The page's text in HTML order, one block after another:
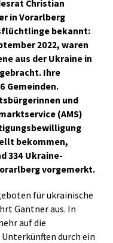
Christian
in Vorarlberg
bekannt:
2022, waren
aus der Ukraine in
Ihre
Gemeinden.
und
(AMS)
bekommen,
334 Ukraine-
vorgemerkt.
für ukrainische
Gantner aus. In
auf die
durch ein